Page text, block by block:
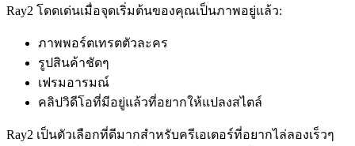
Ray2 โดดเด่นเมื่อจุดเริ่มต้นของคุณเป็นภาพอยู่แล้ว:
ภาพพอร์ตเทรตตัวละคร
รูปสินค้าชัดๆ
เฟรมอารมณ์
คลิปวิดีโอที่มีอยู่แล้วที่อยากให้แปลงสไตล์
Ray2 เป็นตัวเลือกที่ดีมากสำหรับครีเอเตอร์ที่อยากไล่ลองเร็วๆ